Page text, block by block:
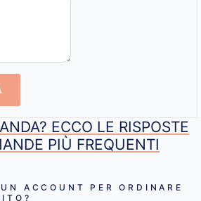
ECCO LE RISPOSTE
PIÙ FREQUENTI
ACCOUNT PER ORDINARE